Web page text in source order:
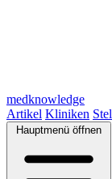
medknowledge
Artikel Kliniken
Hauptmenü öffnen